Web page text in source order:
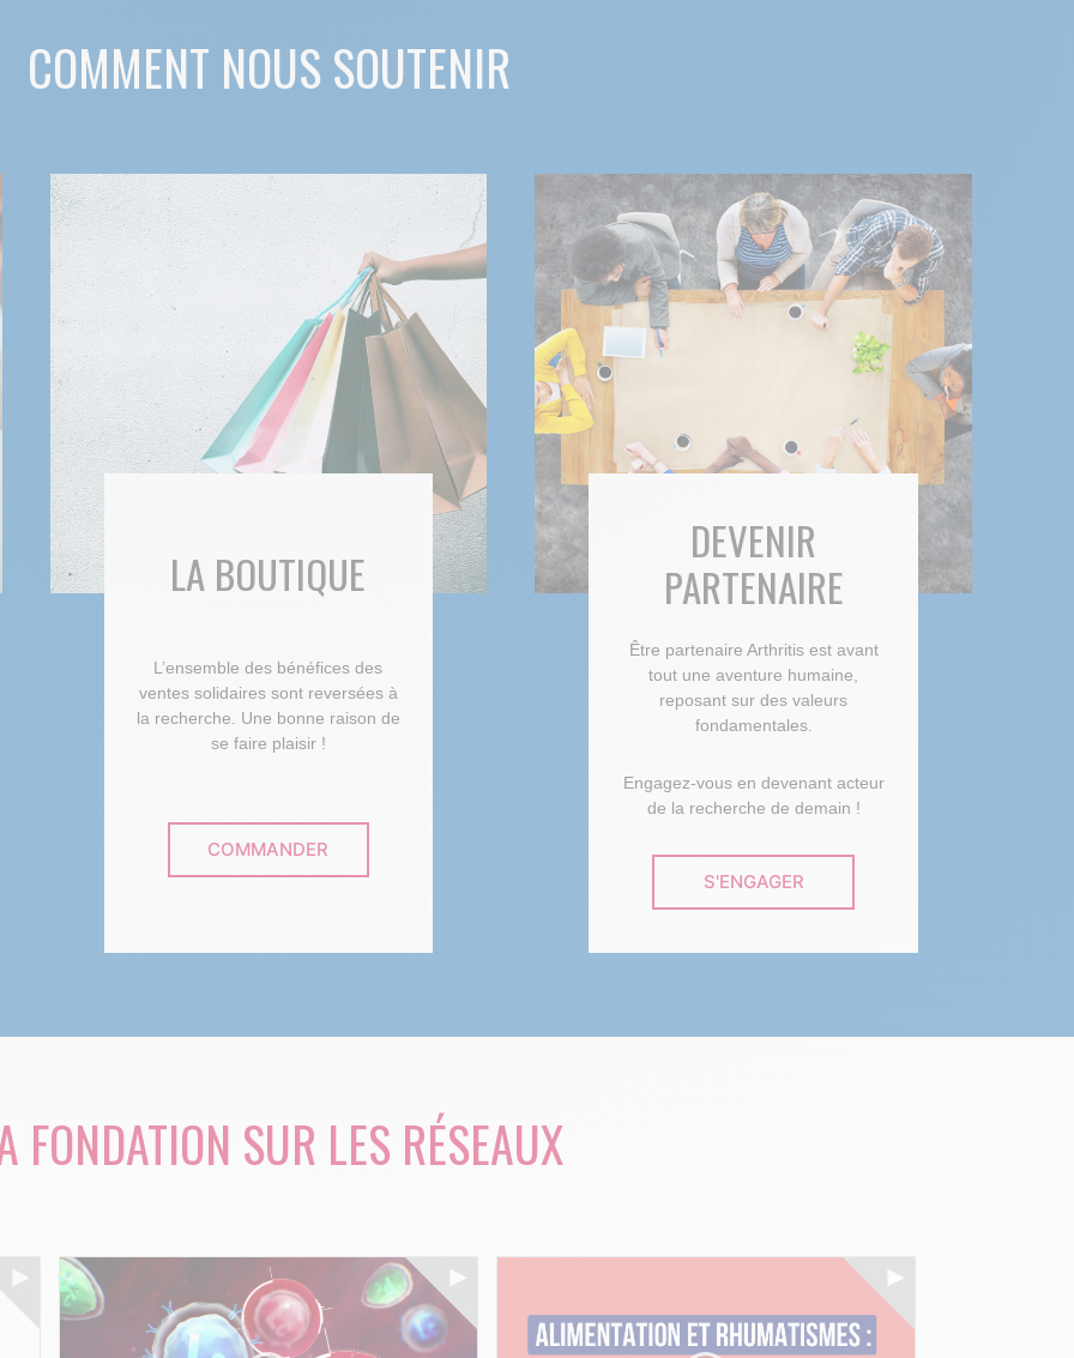
COMMENT NOUS SOUTENIR
LA BOUTIQUE
L’ensemble des bénéfices des
ventes solidaires sont reversées à
la recherche. Une bonne raison de
se faire plaisir !
COMMANDER
DEVENIR
PARTENAIRE
Être partenaire Arthritis est avant
tout une aventure humaine,
reposant sur des valeurs
fondamentales.
Engagez-vous en devenant acteur
de la recherche de demain !
S'ENGAGER
FONDATION SUR LES RÉSEAUX